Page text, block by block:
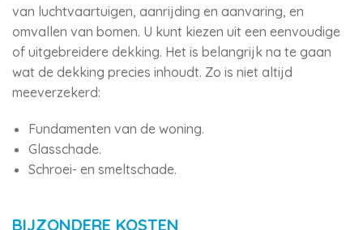
van luchtvaartuigen, aanrijding en aanvaring, en
omvallen van bomen. U kunt kiezen uit een eenvoudige
of uitgebreidere dekking. Het is belangrijk na te gaan
wat de dekking precies inhoudt. Zo is niet altijd
meeverzekerd:
Fundamenten van de woning.
Glasschade.
Schroei- en smeltschade.
BIJZONDERE KOSTEN